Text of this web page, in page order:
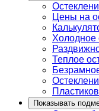
Цены на
Холодное
Теплое
Показывать